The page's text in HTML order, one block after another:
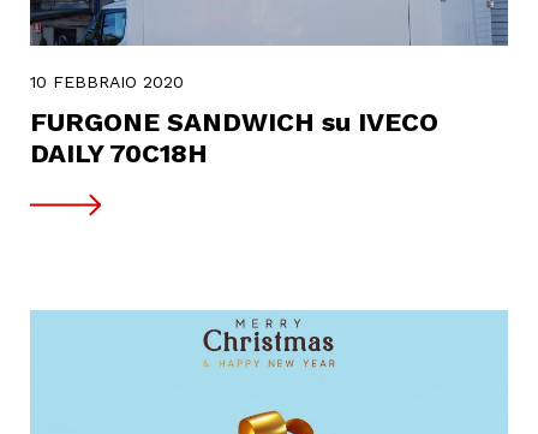
10 FEBBRAIO 2020
FURGONE SANDWICH su IVECO
DAILY 70C18H